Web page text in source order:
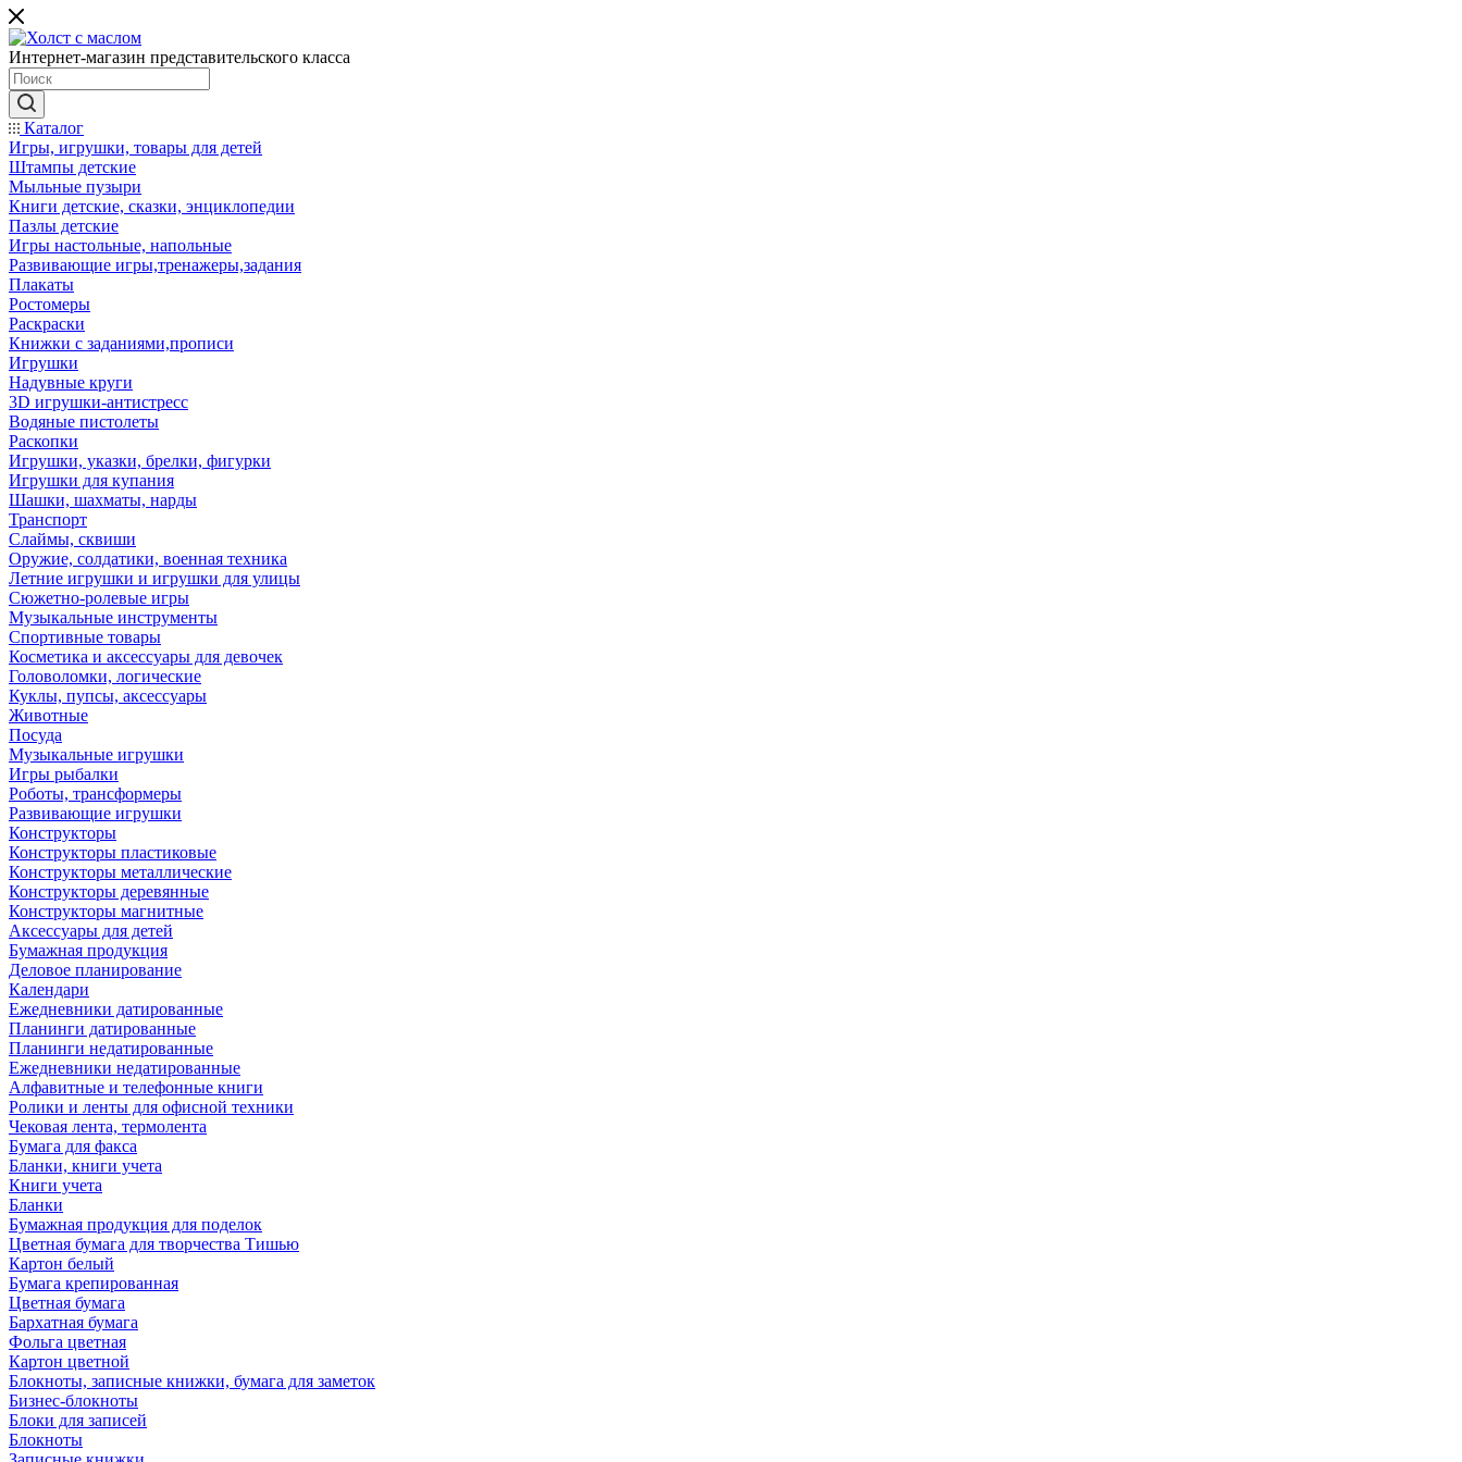
Интернет-магазин представительского класса
Каталог
Игры, игрушки, товары для детей
Штампы детские
Мыльные пузыри
Книги детские, сказки, энциклопедии
Пазлы детские
Игры настольные, напольные
Развивающие игры,тренажеры,задания
Плакаты
Ростомеры
Раскраски
Книжки с заданиями,прописи
Игрушки
Надувные круги
3D игрушки-антистресс
Водяные пистолеты
Раскопки
Игрушки, указки, брелки, фигурки
Игрушки для купания
Шашки, шахматы, нарды
Транспорт
Слаймы, сквиши
Оружие, солдатики, военная техника
Летние игрушки и игрушки для улицы
Сюжетно-ролевые игры
Музыкальные инструменты
Спортивные товары
Косметика и аксессуары для девочек
Головоломки, логические
Куклы, пупсы, аксессуары
Животные
Посуда
Музыкальные игрушки
Игры рыбалки
Роботы, трансформеры
Развивающие игрушки
Конструкторы
Конструкторы пластиковые
Конструкторы металлические
Конструкторы деревянные
Конструкторы магнитные
Аксессуары для детей
Бумажная продукция
Деловое планирование
Календари
Ежедневники датированные
Планинги датированные
Планинги недатированные
Ежедневники недатированные
Алфавитные и телефонные книги
Ролики и ленты для офисной техники
Чековая лента, термолента
Бумага для факса
Бланки, книги учета
Книги учета
Бланки
Бумажная продукция для поделок
Цветная бумага для творчества Тишью
Картон белый
Бумага крепированная
Цветная бумага
Бархатная бумага
Фольга цветная
Картон цветной
Блокноты, записные книжки, бумага для заметок
Бизнес-блокноты
Блоки для записей
Блокноты